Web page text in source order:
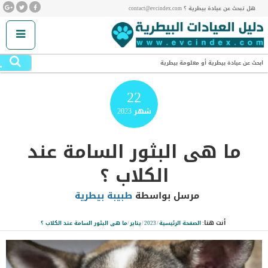
هل تبحث عن عيادة بيطرية ؟ contact@evcindex.com
ابحث عن عيادة بيطرية أو معلومة بيطرية
22
شهر2023
ما هى البثور السامة عند
الكلاب ؟
مرسل بواسطة طبيبة بيطرية
أنت هنا:الصفحة الرئيسية/
2023
/يناير/ما هى البثور السامة عند الكلاب ؟